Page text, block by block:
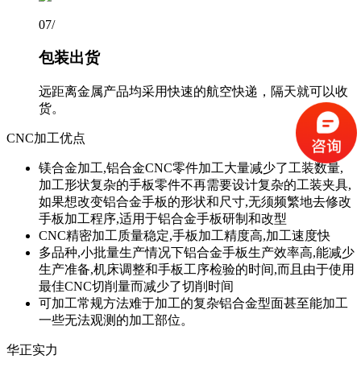
07/
包装出货
远距离金属产品均采用快速的航空快递，隔天就可以收
货。
CNC加工优点
镁合金加工,铝合金CNC零件加工大量减少了工装数量,
加工形状复杂的手板零件不再需要设计复杂的工装夹具,
如果想改变铝合金手板的形状和尺寸,无须频繁地去修改
手板加工程序,适用于铝合金手板研制和改型
CNC精密加工质量稳定,手板加工精度高,加工速度快
多品种,小批量生产情况下铝合金手板生产效率高,能减少
生产准备,机床调整和手板工序检验的时间,而且由于使用
最佳CNC切削量而减少了切削时间
可加工常规方法难于加工的复杂铝合金型面甚至能加工
一些无法观测的加工部位。
华正实力